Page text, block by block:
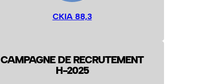
CKIA 88,3
CAMPAGNE DE RECRUTEMENT
H-2025